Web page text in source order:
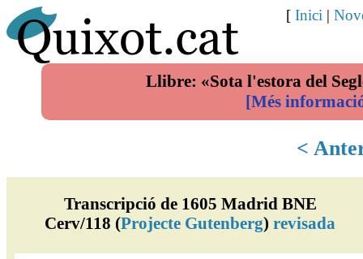
Llibre: «Sota l'estora del
[Més
[ Inici |
<
Transcripció de 1605 Madrid BNE
Cerv/118 (Projecte Gutenberg)revisada